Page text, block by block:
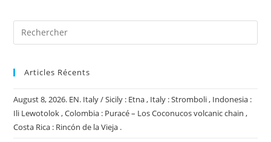
(facultatif)
Articles Récents
August 8, 2026. EN. Italy / Sicily : Etna , Italy : Stromboli , Indonesia :
Ili Lewotolok , Colombia : Puracé – Los Coconucos volcanic chain ,
Costa Rica : Rincón de la Vieja .